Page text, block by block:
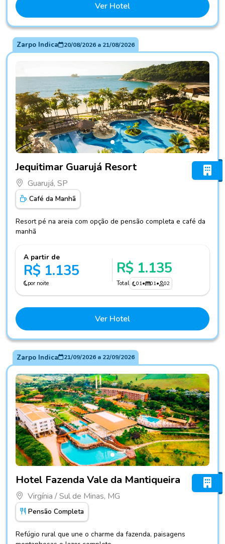
Ver Hotel
Zarpo Indica 20/08/2026a 21/08/2026
Jequitimar Guarujá Resort
Guarujá, SP
Café da Manhã
Resort pé na areia com opção de pensão completa e café da
manhã
A partir de
R$ 1.135
por noite
R$ 1.135
Total 01• 01• 02
Ver Hotel
Zarpo Indica 21/09/2026a 22/09/2026
Hotel Fazenda Vale da Mantiqueira
Virgínia / Sul de Minas, MG
Pensão Completa
Refúgio rural que une o charme da fazenda, paisagens